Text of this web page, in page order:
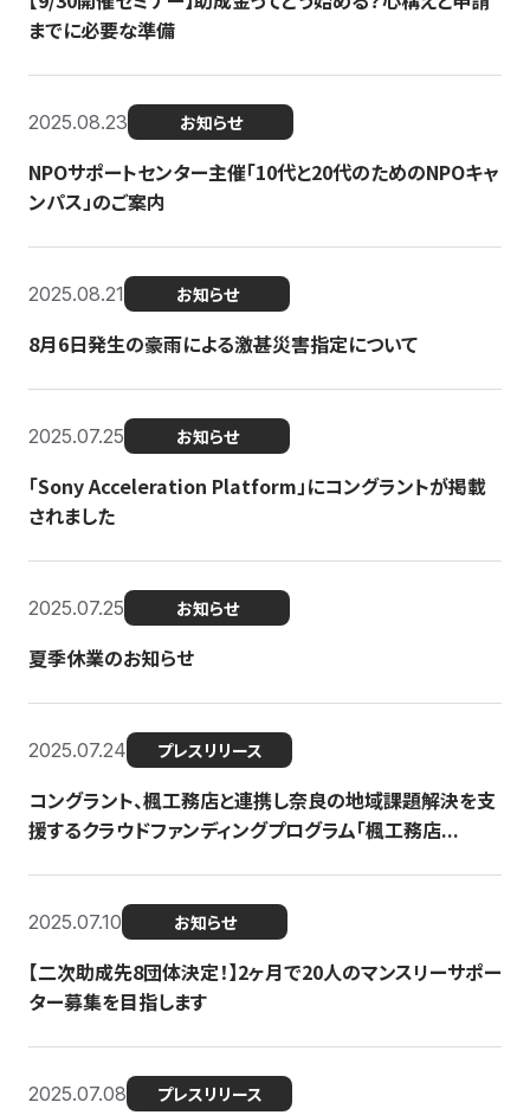
までに必要な準備
2025.08.23 お知らせ
NPOサポートセンター主催「10代と20代のためのNPOキャ
ンパス」のご案内
2025.08.21 お知らせ
8月6日発生の豪雨による激甚災害指定について
2025.07.25 お知らせ
「Sony Acceleration Platform」にコングラントが掲載
されました
2025.07.25 お知らせ
夏季休業のお知らせ
2025.07.24 プレスリリース
コングラント、楓工務店と連携し奈良の地域課題解決を支
援するクラウドファンディングプログラム「楓工務店...
2025.07.10 お知らせ
【二次助成先8団体決定！】2ヶ月で20人のマンスリーサポー
ター募集を目指します
2025.07.08 プレスリリース